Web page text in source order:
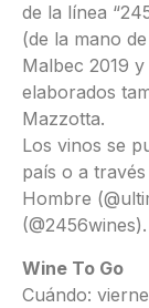
de la línea
(de la mano
Malbec 2019
elaborados
Mazzotta.
Los vinos se
país o a
Hombre
(@2456wines).
Wine To Go
Cuándo: